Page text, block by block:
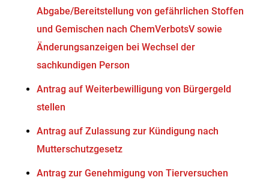
Abgabe/Bereitstellung von gefährlichen Stoffen
und Gemischen nach ChemVerbotsV sowie
Änderungsanzeigen bei Wechsel der
sachkundigen Person
Antrag auf Weiterbewilligung von Bürgergeld
stellen
Antrag auf Zulassung zur Kündigung nach
Mutterschutzgesetz
Antrag zur Genehmigung von Tierversuchen